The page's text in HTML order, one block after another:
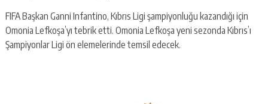
FIFA Başkan Ganni Infantino, Kıbrıs Ligi şampiyonluğu kazandığı için
Omonia Lefkoşa’yı tebrik etti. Omonia Lefkoşa yeni sezonda Kıbrıs’ı
Şampiyonlar Ligi ön elemelerinde temsil edecek.